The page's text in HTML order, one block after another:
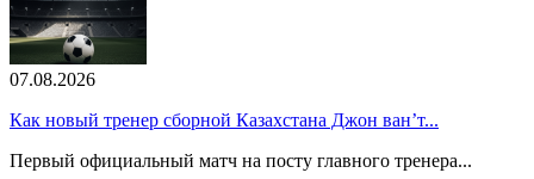
07.08.2026
Как новый тренер сборной Казахстана Джон ван’т...
Первый официальный матч на посту главного тренера...